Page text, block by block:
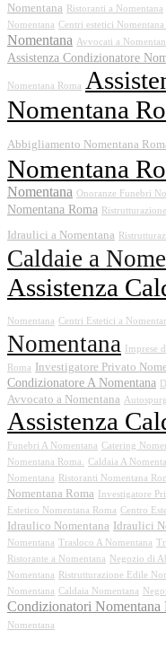
Nomentana
Ristoranti a Nomentana
Nomentana Centri estetici Nomentana
Nomentana Avvocati a
Assistenza Condizionatore
Nomentana Roma
Nomentana
Abbigliamento Nomentana
Nomentana
Nomentana Onoranze Funebri
Nomentana Roma
Idraulici a Nomentana
Caldaie a
Assistenza
Nomentana Centri Estetici a
Nomentana
Imprese
Roma Investigatore Privato
Condizionatore A Nomentana
Avvocato a Nomentana
Assistenza
Funebri A Nomentana Catering
Nomentana Roma.
Caldaia A
Nomentana
Ristoranti Nomentana
Nomentana Roma
Investigatore
Estetico Nomentana Roma Centro
Idraulico Nomentana Idraulici
Nomentana Trasloco A Nomentana
Ristorante a Nomentana Negozio di
Nomentana
Ristrutturazione Edile
Nomentana Caldaia Nomentana
Condizionatori Nomentana
Nomentana